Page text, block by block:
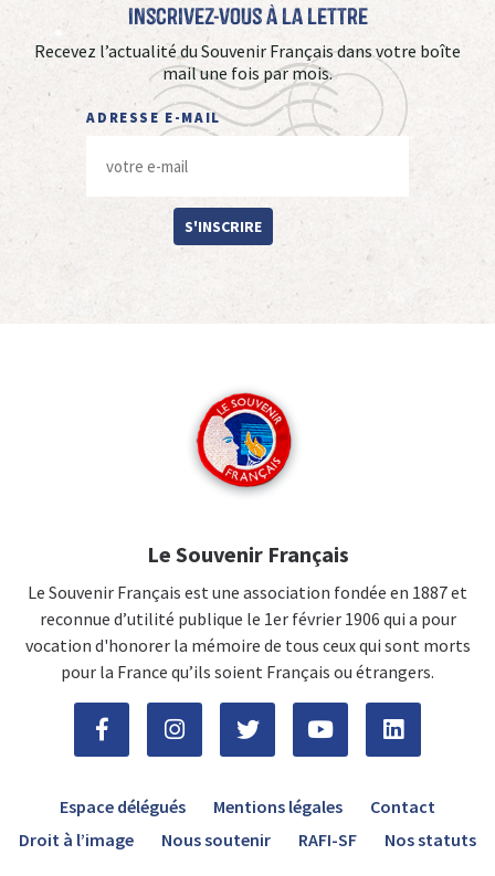
Inscrivez-vous à La Lettre
Recevez l’actualité du Souvenir Français dans votre boîte
mail une fois par mois.
ADRESSE E-MAIL
S'INSCRIRE
Le Souvenir Français
Le Souvenir Français est une association fondée en 1887 et
reconnue d’utilité publique le 1er février 1906 qui a pour
vocation d'honorer la mémoire de tous ceux qui sont morts
pour la France qu’ils soient Français ou étrangers.
Espace délégués Mentions légales
Contact
Droit à l’image
Nous soutenir RAFI-SF Nos statuts